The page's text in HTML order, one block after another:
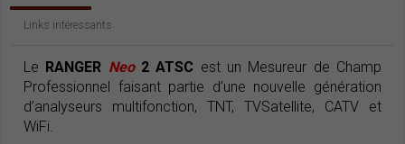
Links intéressants
Le RANGER Neo2 ATSC est un Mesureur de Champ
Professionnel faisant partie d’une nouvelle génération
d’analyseurs multifonction, TNT, TVSatellite, CATV et
WiFi.